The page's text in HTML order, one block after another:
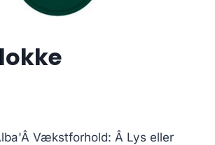
Vækstforhold: Â Lys eller